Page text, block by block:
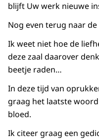
blijft Uw werk nieuwe
Nog even terug naar
Ik weet niet hoe de
deze zaal daarover
beetje raden…
In deze tijd van
graag het laatste
bloed.
Ik citeer graag een